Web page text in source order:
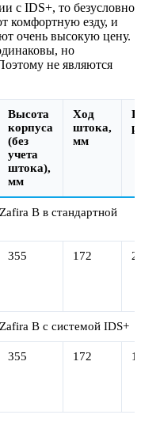
с IDS+, то безусловно
комфортную езду, и
очень высокую цену.
но
не являются
Высота
корпуса
(без
учета
штока),
мм
Ход
штока,
мм
B в стандартной
355 172
B с системой IDS+
355 172